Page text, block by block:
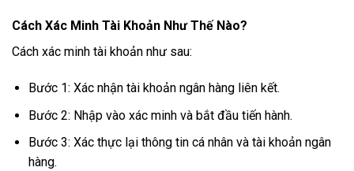
Cách Xác Minh Tài Khoản Như Thế Nào?
Cách xác minh tài khoản như sau:
Bước 1: Xác nhận tài khoản ngân hàng liên kết.
Bước 2: Nhập vào xác minh và bắt đầu tiến hành.
Bước 3: Xác thực lại thông tin cá nhân và tài khoản ngân
hàng.